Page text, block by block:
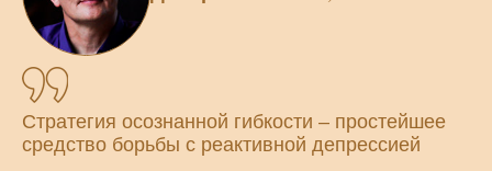
Стратегия осознанной гибкости – простейшее
средство борьбы с реактивной депрессией